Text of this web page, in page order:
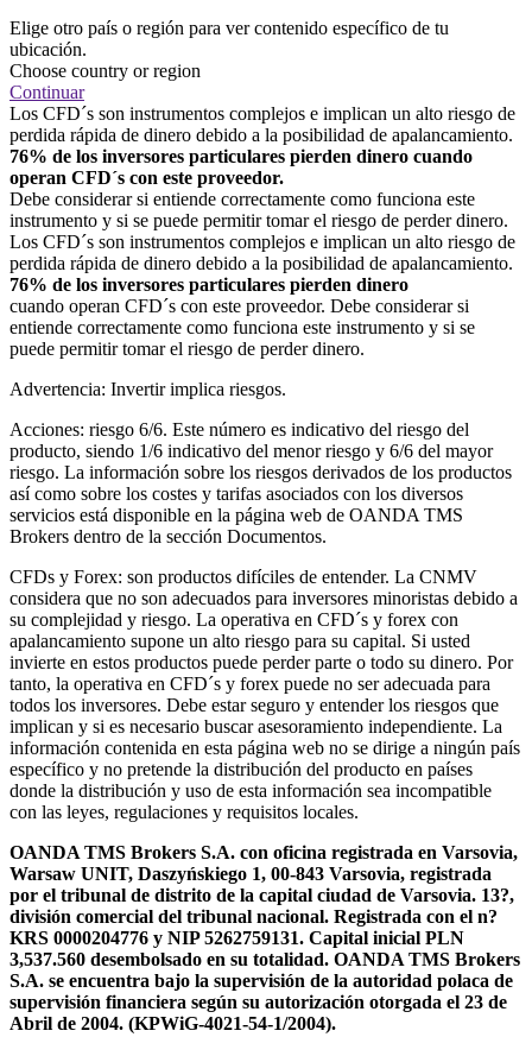
Elige otro país o región para ver contenido específico de tu
ubicación.
Choose country or region
Continuar
Los CFD´s son instrumentos complejos e implican un alto riesgo de
perdida rápida de dinero debido a la posibilidad de apalancamiento.
76% de los inversores particulares pierden dinero cuando
operan CFD´s con este proveedor.
Debe considerar si entiende correctamente como funciona este
instrumento y si se puede permitir tomar el riesgo de perder dinero.
Los CFD´s son instrumentos complejos e implican un alto riesgo de
perdida rápida de dinero debido a la posibilidad de apalancamiento.
76% de los inversores particulares pierden dinero
cuando operan CFD´s con este proveedor. Debe considerar si
entiende correctamente como funciona este instrumento y si se
puede permitir tomar el riesgo de perder dinero.
Advertencia: Invertir implica riesgos.
Acciones: riesgo 6/6. Este número es indicativo del riesgo del
producto, siendo 1/6 indicativo del menor riesgo y 6/6 del mayor
riesgo. La información sobre los riesgos derivados de los productos
así como sobre los costes y tarifas asociados con los diversos
servicios está disponible en la página web de OANDA TMS
Brokers dentro de la sección Documentos.
CFDs y Forex: son productos difíciles de entender. La CNMV
considera que no son adecuados para inversores minoristas debido a
su complejidad y riesgo. La operativa en CFD´s y forex con
apalancamiento supone un alto riesgo para su capital. Si usted
invierte en estos productos puede perder parte o todo su dinero. Por
tanto, la operativa en CFD´s y forex puede no ser adecuada para
todos los inversores. Debe estar seguro y entender los riesgos que
implican y si es necesario buscar asesoramiento independiente. La
información contenida en esta página web no se dirige a ningún país
específico y no pretende la distribución del producto en países
donde la distribución y uso de esta información sea incompatible
con las leyes, regulaciones y requisitos locales.
OANDA TMS Brokers S.A. con oficina registrada en Varsovia,
Warsaw UNIT, Daszyńskiego 1, 00-843 Varsovia, registrada
por el tribunal de distrito de la capital ciudad de Varsovia. 13?,
división comercial del tribunal nacional. Registrada con el n?
KRS 0000204776 y NIP 5262759131. Capital inicial PLN
3,537.560 desembolsado en su totalidad. OANDA TMS Brokers
S.A. se encuentra bajo la supervisión de la autoridad polaca de
supervisión financiera según su autorización otorgada el 23 de
Abril de 2004. (KPWiG-4021-54-1/2004).